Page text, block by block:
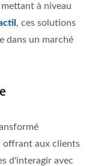
mettant à niveau
, ces solutions
dans un marché
offrant aux clients
d'interagir avec